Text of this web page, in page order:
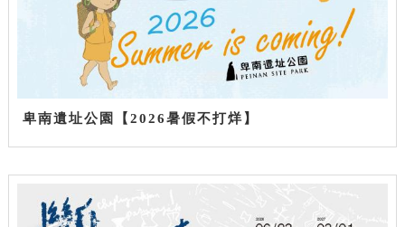
卑南遺址公園【2026暑假不打烊】